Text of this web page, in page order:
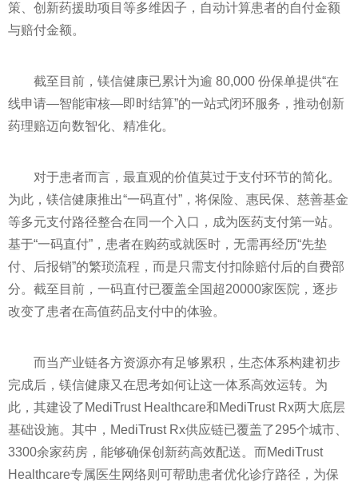
策、创新药援助项目等多维因子，自动计算患者的自付金额
与赔付金额。
截至目前，镁信健康已累计为逾 80,000 份保单提供“在
线申请—智能审核—即时结算”的一站式闭环服务，推动创新
药理赔迈向数智化、精准化。
对于患者而言，最直观的价值莫过于支付环节的简化。
为此，镁信健康推出“一码直付”，将保险、惠民保、慈善基金
等多元支付路径整合在同一个入口，成为医药支付第一站。
基于“一码直付”，患者在购药或就医时，无需再经历“先垫
付、后报销”的繁琐流程，而是只需支付扣除赔付后的自费部
分。截至目前，一码直付已覆盖全国超20000家医院，逐步
改变了患者在高值药品支付中的体验。
而当产业链各方资源亦有足够累积，生态体系构建初步
完成后，镁信健康又在思考如何让这一体系高效运转。为
此，其建设了MediTrust Healthcare和MediTrust Rx两大底层
基础设施。其中，MediTrust Rx供应链已覆盖了295个城市、
3300余家药房，能够确保创新药高效配送。而MediTrust
Healthcare专属医生网络则可帮助患者优化诊疗路径，为保